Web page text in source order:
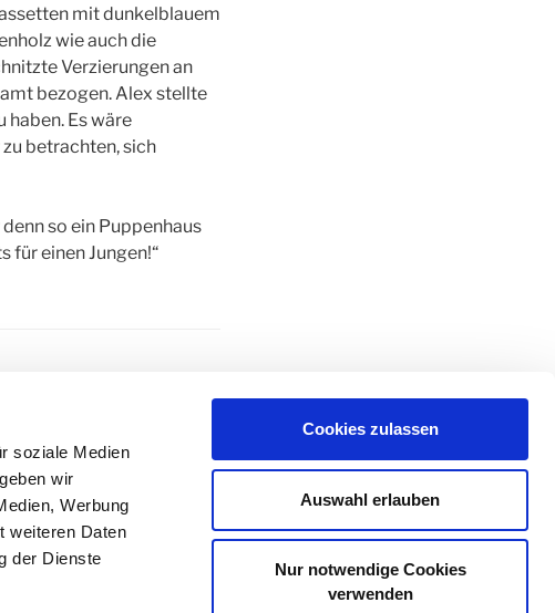
soziale Medien
wir
Werbung
weiteren Daten
der Dienste
Cookies zulassen
Auswahl erlauben
Nur notwendige Cookies
verwenden
mit dunkelblauem
wie auch die
Verzierungen an
bezogen. Alex stellte
haben. Es wäre
betrachten, sich
so ein Puppenhaus
für einen Jungen!“
Beitrag
WEITER